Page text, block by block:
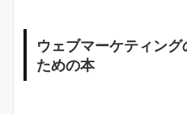
ウェブマーケティン
ための本